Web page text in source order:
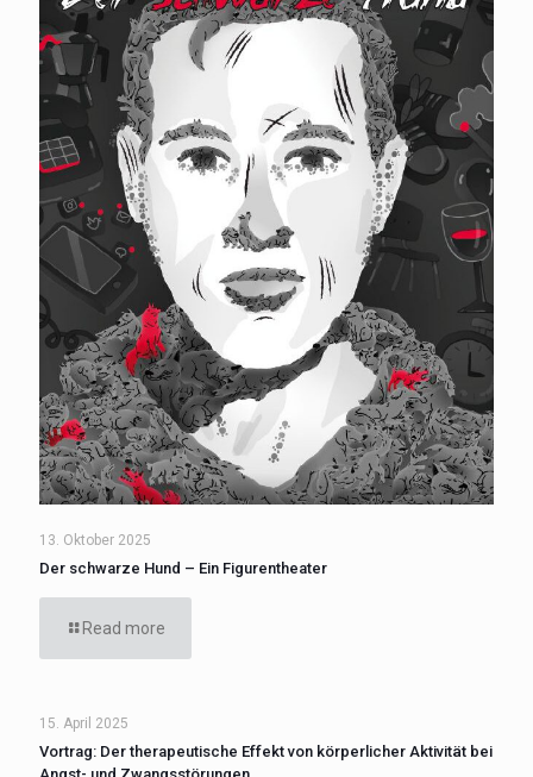
13. Oktober 2025
Der schwarze Hund – Ein Figurentheater
Read more
15. April 2025
Vortrag: Der therapeutische Effekt von körperlicher Aktivität bei